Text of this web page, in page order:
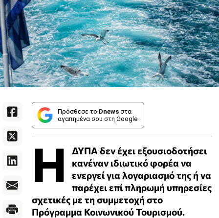
Πρόσθεσε το Dnews στα
αγαπημένα σου στη Google
Η
ΔΥΠΑ δεν έχει εξουσιοδοτήσει
κανέναν ιδιωτικό φορέα να
ενεργεί για λογαριασμό της ή να
παρέχει επί πληρωμή υπηρεσίες
σχετικές με τη συμμετοχή στο
Πρόγραμμα Κοινωνικού Τουρισμού.